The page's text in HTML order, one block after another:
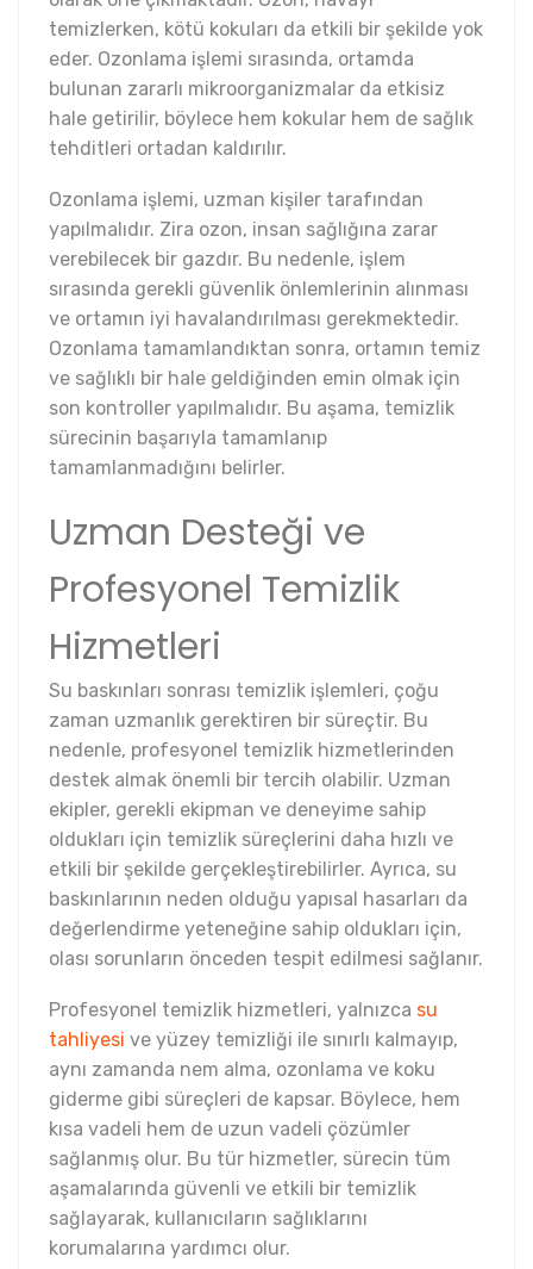
temizlerken, kötü kokuları da etkili bir şekilde yok
eder. Ozonlama işlemi sırasında, ortamda
bulunan zararlı mikroorganizmalar da etkisiz
hale getirilir, böylece hem kokular hem de sağlık
tehditleri ortadan kaldırılır.
Ozonlama işlemi, uzman kişiler tarafından
yapılmalıdır. Zira ozon, insan sağlığına zarar
verebilecek bir gazdır. Bu nedenle, işlem
sırasında gerekli güvenlik önlemlerinin alınması
ve ortamın iyi havalandırılması gerekmektedir.
Ozonlama tamamlandıktan sonra, ortamın temiz
ve sağlıklı bir hale geldiğinden emin olmak için
son kontroller yapılmalıdır. Bu aşama, temizlik
sürecinin başarıyla tamamlanıp
tamamlanmadığını belirler.
Uzman Desteği ve
Profesyonel Temizlik
Hizmetleri
Su baskınları sonrası temizlik işlemleri, çoğu
zaman uzmanlık gerektiren bir süreçtir. Bu
nedenle, profesyonel temizlik hizmetlerinden
destek almak önemli bir tercih olabilir. Uzman
ekipler, gerekli ekipman ve deneyime sahip
oldukları için temizlik süreçlerini daha hızlı ve
etkili bir şekilde gerçekleştirebilirler. Ayrıca, su
baskınlarının neden olduğu yapısal hasarları da
değerlendirme yeteneğine sahip oldukları için,
olası sorunların önceden tespit edilmesi sağlanır.
Profesyonel temizlik hizmetleri, yalnızca su
tahliyesi ve yüzey temizliği ile sınırlı kalmayıp,
aynı zamanda nem alma, ozonlama ve koku
giderme gibi süreçleri de kapsar. Böylece, hem
kısa vadeli hem de uzun vadeli çözümler
sağlanmış olur. Bu tür hizmetler, sürecin tüm
aşamalarında güvenli ve etkili bir temizlik
sağlayarak, kullanıcıların sağlıklarını
korumalarına yardımcı olur.